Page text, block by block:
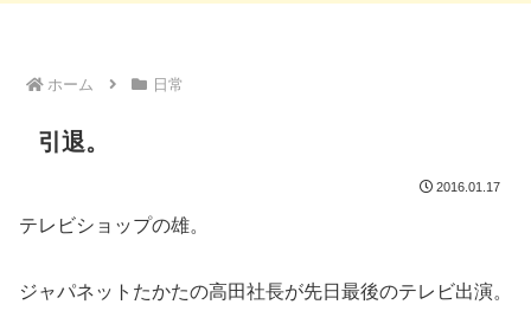
ホーム 日常
引退。
2016.01.17
テレビショップの雄。
ジャパネットたかたの高田社長が先日最後のテレビ出演。